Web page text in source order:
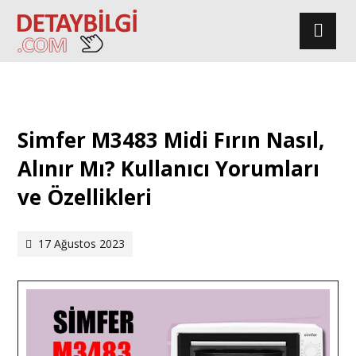
Simfer M3483 Midi Fırın Nasıl,
Alınır Mı? Kullanıcı Yorumları
ve Özellikleri
17 Ağustos 2023